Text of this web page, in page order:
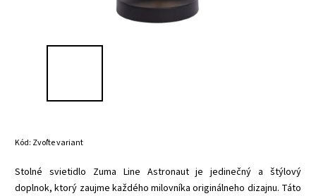
Kód: Zvoľte variant
Stolné svietidlo Zuma Line Astronautje jedinečný a štýlový
doplnok, ktorý zaujme každého milovníka originálneho dizajnu. Táto